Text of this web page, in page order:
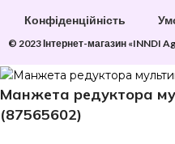
Конфіденційність
© 2023 Інтернет-магазин «INNDI
Манжета редуктора
(87565602)